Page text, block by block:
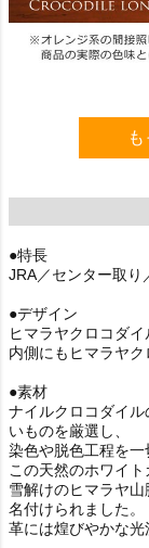
●特長
JRA／センター取り
●デザイン
ヒマラヤクロコダイ
内側にもヒマラヤク
●素材
ナイルクロコダイ
いものを厳選し、
染色や脱色工程を一
この天然のホワイ
雪解けのヒマラヤ
名付けられました。
革には煌びやかな光